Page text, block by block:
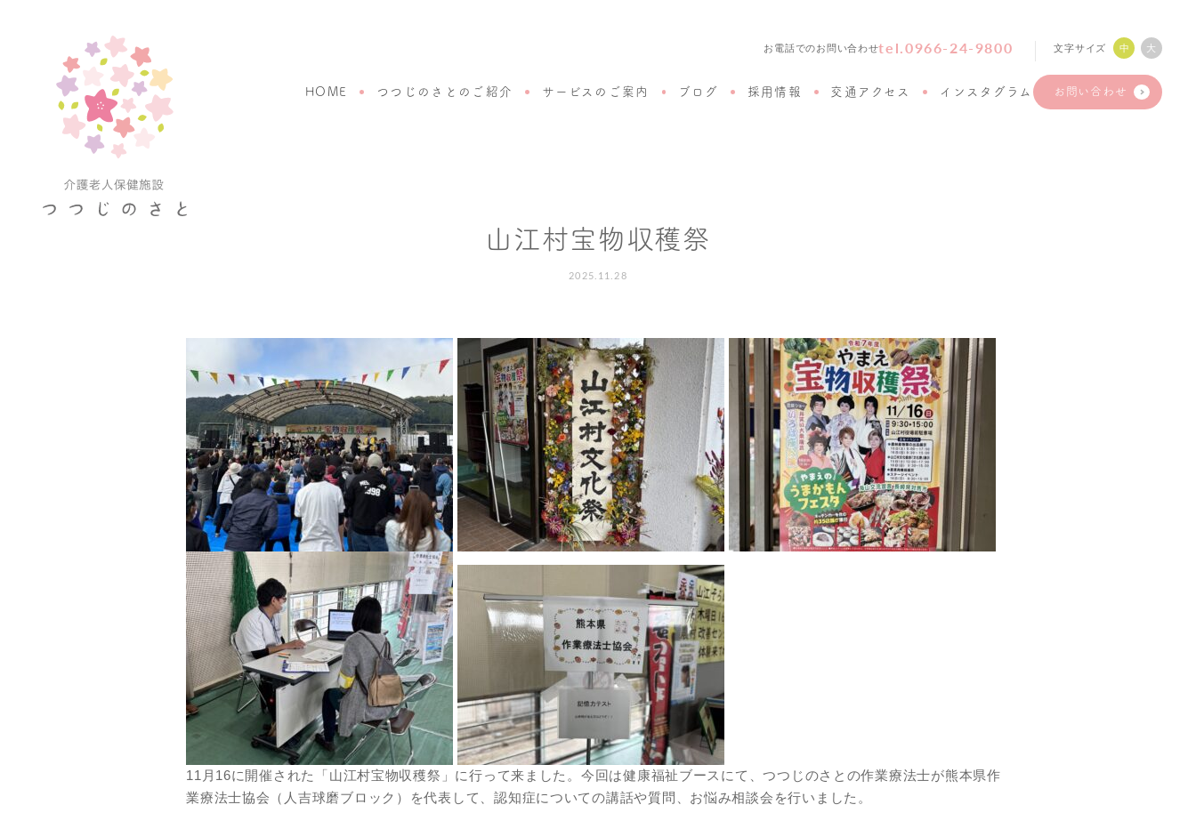
HOME つつじのさとのご紹介 サービスのご案内 ブログ 採用情報 交通アクセス インスタグラム お問い合わせ
お電話でのお問い合わせtel.0966-24-9800 文字サイズ 中 大
山江村宝物収穫祭
2025.11.28
11月16に開催された「山江村宝物収穫祭」に行って来ました。今回は健康福祉ブースにて、つつじのさとの作業療法士が熊本県作
業療法士協会（人吉球磨ブロック）を代表して、認知症についての講話や質問、お悩み相談会を行いました。